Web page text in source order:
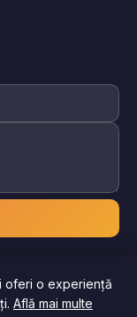
rezervate.
oferi o experiență
Află mai multe